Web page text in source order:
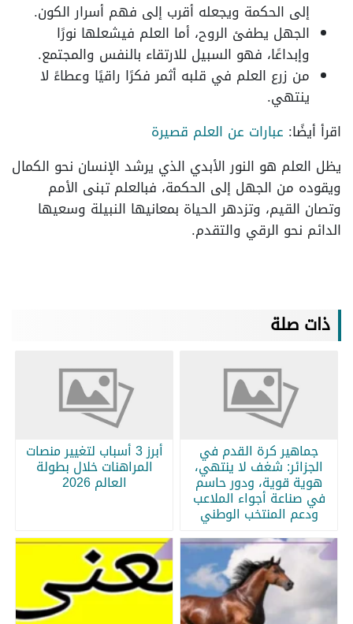
إلى الحكمة ويجعله أقرب إلى فهم أسرار الكون.
الجهل يطفئ الروح، أما العلم فيشعلها نورًا
وإبداعًا، فهو السبيل للارتقاء بالنفس والمجتمع.
من زرع العلم في قلبه أثمر فكرًا راقيًا وعطاءً لا
ينتهي.
اقرأ أيضًا: عبارات عن العلم قصيرة
يظل العلم هو النور الأبدي الذي يرشد الإنسان نحو الكمال
ويقوده من الجهل إلى الحكمة، فبالعلم تبنى الأمم
وتصان القيم، وتزدهر الحياة بمعانيها النبيلة وسعيها
الدائم نحو الرقي والتقدم.
ذات صلة
جماهير كرة القدم في
الجزائر: شغف لا ينتهي،
هوية قوية، ودور حاسم
في صناعة أجواء الملاعب
ودعم المنتخب الوطني
أبرز 3 أسباب لتغيير منصات
المراهنات خلال بطولة
العالم 2026